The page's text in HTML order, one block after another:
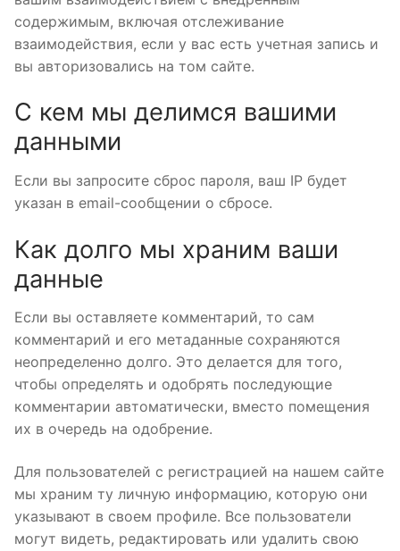
содержимым, включая отслеживание
взаимодействия, если у вас есть учетная запись и
вы авторизовались на том сайте.
С кем мы делимся вашими
данными
Если вы запросите сброс пароля, ваш IP будет
указан в email-сообщении о сбросе.
Как долго мы храним ваши
данные
Если вы оставляете комментарий, то сам
комментарий и его метаданные сохраняются
неопределенно долго. Это делается для того,
чтобы определять и одобрять последующие
комментарии автоматически, вместо помещения
их в очередь на одобрение.
Для пользователей с регистрацией на нашем сайте
мы храним ту личную информацию, которую они
указывают в своем профиле. Все пользователи
могут видеть, редактировать или удалить свою